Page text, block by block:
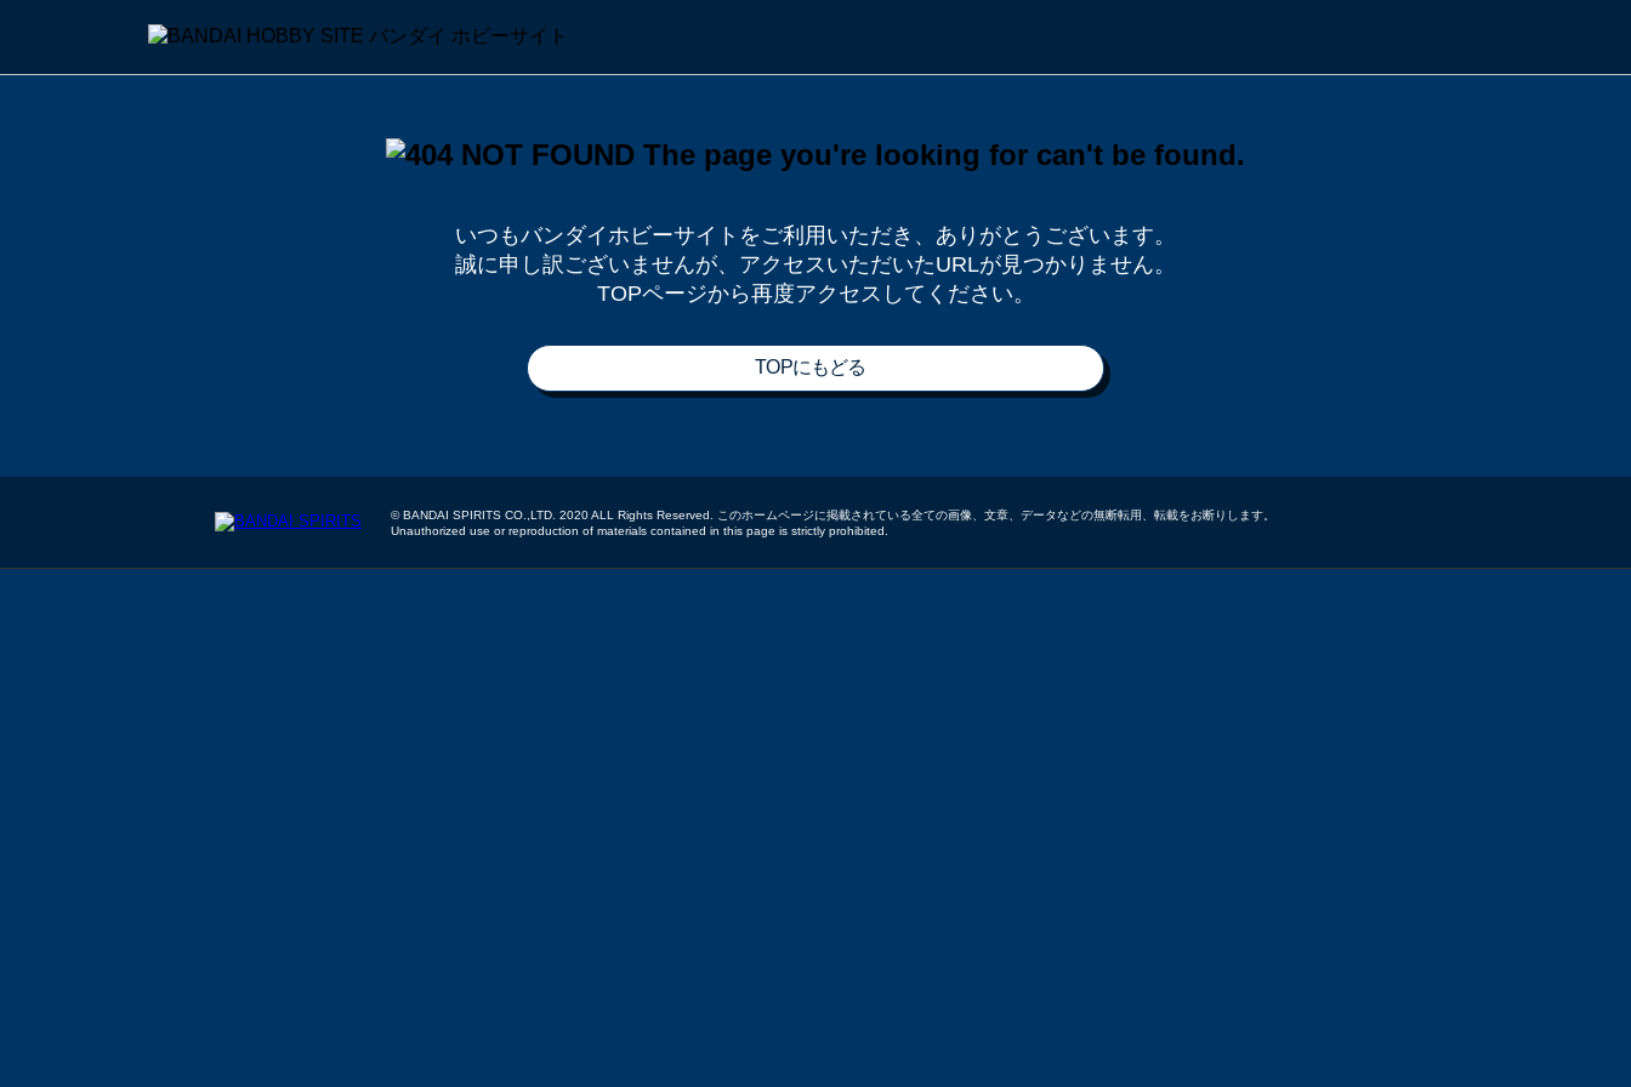
いつもバンダイホビーサイトをご利用いただき、 ありがとうございます。
誠に申し訳ございませんが、 アクセスいただいたURLが見つかりません。
TOPページから再度アクセスしてください。
TOPにもどる
© BANDAI SPIRITS CO.,LTD. 2020 ALL Rights Reserved. このホームページに掲載されている全ての画像、文章、データなどの無断転用、転載をお断りします。
Unauthorized use or reproduction of materials contained in this page is strictly prohibited.